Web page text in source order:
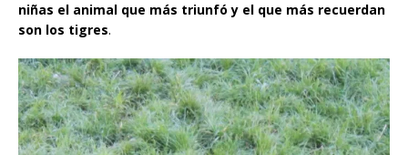
niñas el animal que más triunfó y el que más recuerdan
son los tigres.